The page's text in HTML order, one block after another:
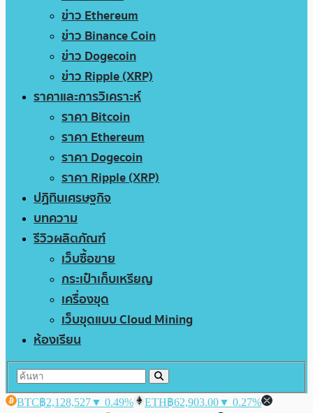
ข่าว Ethereum
ข่าว Binance Coin
ข่าว Dogecoin
ข่าว Ripple (XRP)
ราคาและการวิเคราะห์
ราคา Bitcoin
ราคา Ethereum
ราคา Dogecoin
ราคา Ripple (XRP)
ปฏิทินเศรษฐกิจ
บทความ
รีวิวผลิตภัณฑ์
เว็บซื้อขาย
กระเป๋าเก็บเหรียญ
เครื่องขุด
เว็บขุดแบบ Cloud Mining
ห้องเรียน
BTC฿2,128,527▼ 0.49% ETH฿62,903.00▼ 0.27%